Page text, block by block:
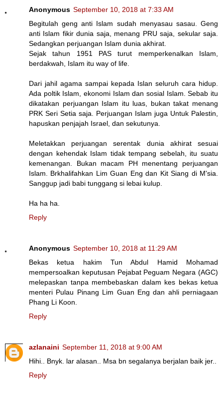
Anonymous September 10, 2018 at 7:33 AM
Begitulah geng anti Islam sudah menyasau sasau. Geng
anti Islam fikir dunia saja, menang PRU saja, sekular saja.
Sedangkan perjuangan Islam dunia akhirat.
Sejak tahun 1951 PAS turut memperkenalkan Islam,
berdakwah, Islam itu way of life.
Dari jahil agama sampai kepada Islan seluruh cara hidup.
Ada poltik Islam, ekonomi Islam dan sosial Islam. Sebab itu
dikatakan perjuangan Islam itu luas, bukan takat menang
PRK Seri Setia saja. Perjuangan Islam juga Untuk Palestin,
hapuskan penjajah Israel, dan sekutunya.
Meletakkan perjuangan serentak dunia akhirat sesuai
dengan kehendak Islam tidak tempang sebelah, itu suatu
kemenangan. Bukan macam PH menentang perjuangan
Islam. Brkhalifahkan Lim Guan Eng dan Kit Siang di M'sia.
Sanggup jadi babi tunggang si lebai kulup.
Ha ha ha.
Reply
Anonymous September 10, 2018 at 11:29 AM
Bekas ketua hakim Tun Abdul Hamid Mohamad
mempersoalkan keputusan Pejabat Peguam Negara (AGC)
melepaskan tanpa membebaskan dalam kes bekas ketua
menteri Pulau Pinang Lim Guan Eng dan ahli perniagaan
Phang Li Koon.
Reply
azlanaini September 11, 2018 at 9:00 AM
Hihi.. Bnyk. lar alasan.. Msa bn segalanya berjalan baik jer..
Reply